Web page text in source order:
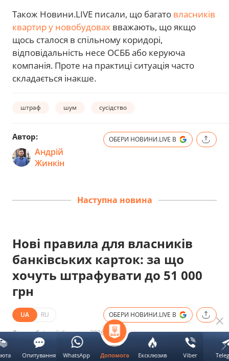
Також Новини.LIVE писали, що багато власників
квартир у новобудовах вважають, що якщо
щось сталося в спільному коридорі,
відповідальність несе ОСББ або керуюча
компанія. Проте на практиці ситуація часто
складається інакше.
штраф шум сусідство
Автор:
Андрій
Жинкін
ОБЕРИ НОВИНИ.LIVE В
Наступна новина
Нові правила для власників
банківських карток: за що
хочуть штрафувати до 51 000
грн
UA RU ОБЕРИ НОВИНИ.LIVE В
Дата публікації:6 серпня 2026 13:17
Допомога Ексклюзив Viber
Опитування WhatsApp